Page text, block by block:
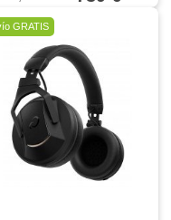
GRATIS